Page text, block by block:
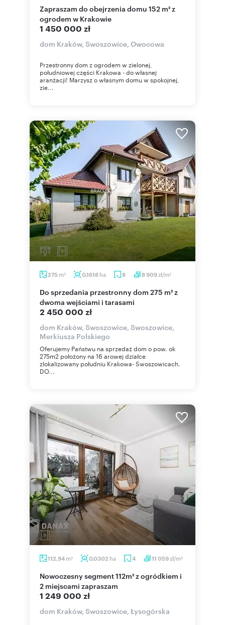
Zapraszam do obejrzenia domu 152 m² z
ogrodem w Krakowie
1 450 000 zł
dom Kraków, Swoszowice, Owocowa
Przestronny dom z ogrodem w zielonej,
południowej części Krakowa - do własnej
aranżacji! Marzysz o własnym domu w spokojnej,
zie...
275 m2 0,1618 ha 8 8 909zł/m2
Do sprzedania przestronny dom 275 m² z
dwoma wejściami i tarasami
2 450 000 zł
dom Kraków, Swoszowice, Swoszowice,
Merkiusza Polskiego
Oferujemy Państwu na sprzedaż dom o pow. ok
275m2 położony na 16 arowej działce
zlokalizowany południu Krakowa- Swoszowicach.
DO...
112,94 m2 0,0302 ha 4 11 059zł/m2
Nowoczesny segment 112m² z ogródkiem i
2 miejscami zapraszam
1 249 000 zł
dom Kraków, Swoszowice, Łysogórska